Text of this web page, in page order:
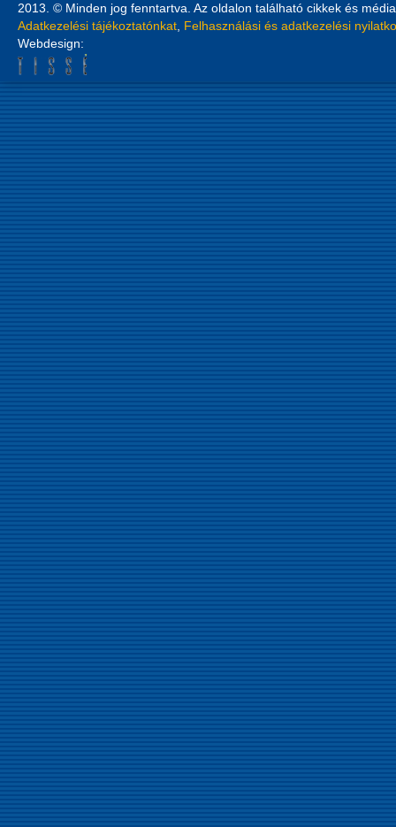
2013. © Minden jog fenntartva. Az oldalon található cikkek és
Adatkezelési tájékoztatónkat Felhasználási és adatkezelési
Webdesign: